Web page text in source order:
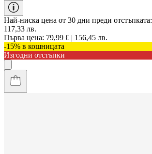
Най-ниска цена от 30 дни преди отстъпката:
117,33 лв.
Първа цена: 79,99 € | 156,45 лв.
-15% в кошницата
Изгодни отстъпки